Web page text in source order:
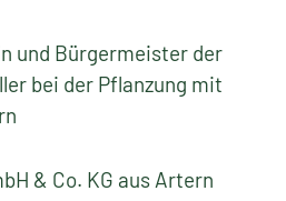
und Bürgermeister der
bei der Pflanzung mit
& Co. KG aus Artern